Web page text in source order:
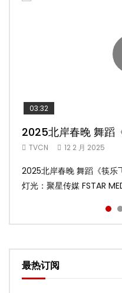
03:32
2025北岸春晚 舞蹈
TVCN 12 2 月 2025
2025北岸春晚 舞蹈《筷乐
灯光：聚星传媒 FSTAR
02:58
2025北岸春晚 舞蹈
TVCN 12 2 月 2025
2025北岸春晚 舞蹈《乌兰
美灯光：聚星传媒 FSTAR
04:19
2025北岸春晚 古典
TVCN 12 2 月 2025
2025北岸春晚 古典舞《雨
光：聚星传媒 FSTAR
05:13
2025北岸春晚 傣族
TVCN 12 2 月 2025
2025北岸春晚 傣族舞蹈《
舞美灯光：聚星传媒
03:45
2025北岸春晚 舞蹈
TVCN 9 2 月 2025
2025北岸春晚 舞蹈《十八
灯光：聚星传媒 FSTAR
最热订阅